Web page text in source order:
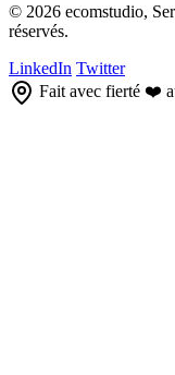
© 2026 ecomstudio,
réservés.
LinkedIn Twitter
Fait avec fierté ❤️